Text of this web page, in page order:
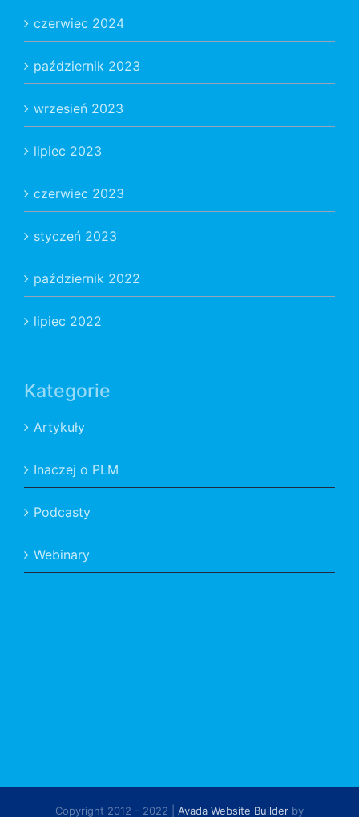
czerwiec 2024
październik 2023
wrzesień 2023
lipiec 2023
czerwiec 2023
styczeń 2023
październik 2022
lipiec 2022
Kategorie
Artykuły
Inaczej o PLM
Podcasty
Webinary
Copyright 2012 - 2022 | Avada Website Builder by